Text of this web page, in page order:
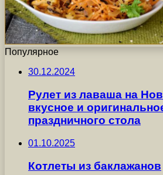
Популярное
30.12.2024
Рулет из лаваша на
вкусное и
праздничного стола
01.10.2025
Котлеты из баклажанов